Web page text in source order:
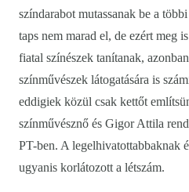
színdarabot mutassanak be a
taps nem marad el, de ezért meg
fiatal színészek tanítanak,
színművészek látogatására is
eddigiek közül csak kettőt
színművésznő és Gigor Attila
PT-ben. A legelhivatottabbaknak
ugyanis korlátozott a létszám.